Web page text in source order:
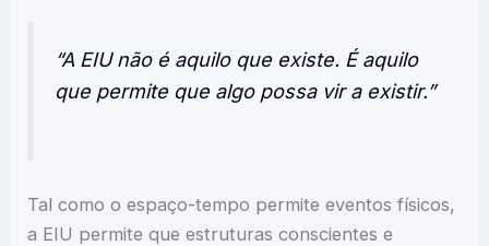
“A EIU não é aquilo que existe. É aquilo
que permite que algo possa vir a existir.”
Tal como o espaço-tempo permite eventos físicos,
a EIU permite que estruturas conscientes e